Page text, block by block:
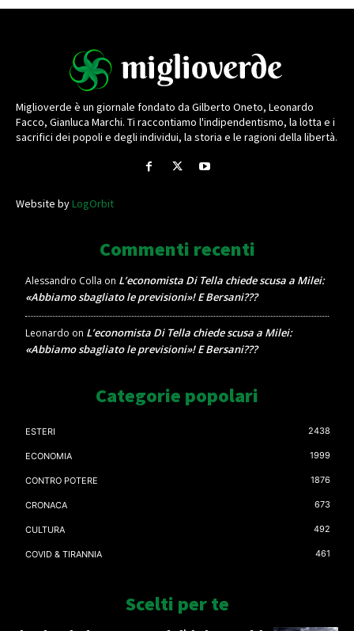
Miglioverde è un giornale fondato da Gilberto Oneto, Leonardo
Facco, Gianluca Marchi. Ti raccontiamo l'indipendentismo, la lotta e i
sacrifici dei popoli e degli individui, la storia e le ragioni della libertà.
Website byLogOrbit
Commenti recenti
Alessandro Colla on L’economista Di Tella chiede scusa a Milei:
«Abbiamo sbagliato le previsioni»! E Bersani???
Leonardo on L’economista Di Tella chiede scusa a Milei:
«Abbiamo sbagliato le previsioni»! E Bersani???
Categorie popolari
ESTERI 2438
ECONOMIA 1999
CONTRO POTERE 1876
CRONACA 673
CULTURA 492
COVID & TIRANNIA 461
Scelti per te